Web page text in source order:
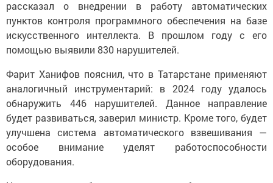
рассказал о внедрении в работу автоматических
пунктов контроля программного обеспечения на базе
искусственного интеллекта. В прошлом году с его
помощью выявили 830 нарушителей.
Фарит Ханифов пояснил, что в Татарстане применяют
аналогичный инструментарий: в 2024 году удалось
обнаружить 446 нарушителей. Данное направление
будет развиваться, заверил министр. Кроме того, будет
улучшена система автоматического взвешивания —
особое внимание уделят работоспособности
оборудования.